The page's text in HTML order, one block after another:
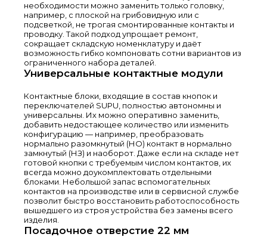
необходимости можно заменить только головку,
например, с плоской на грибовидную или с
подсветкой, не трогая смонтированные контакты и
проводку. Такой подход упрощает ремонт,
сокращает складскую номенклатуру и даёт
возможность гибко компоновать сотни вариантов из
ограниченного набора деталей.
Универсальные контактные модули
Контактные блоки, входящие в состав кнопок и
переключателей SUPU, полностью автономны и
универсальны. Их можно оперативно заменить,
добавить недостающее количество или изменить
конфигурацию — например, преобразовать
нормально разомкнутый (НО) контакт в нормально
замкнутый (НЗ) и наоборот. Даже если на складе нет
готовой кнопки с требуемым числом контактов, их
всегда можно доукомплектовать отдельными
блоками. Небольшой запас вспомогательных
контактов на производстве или в сервисной службе
позволит быстро восстановить работоспособность
вышедшего из строя устройства без замены всего
изделия.
Посадочное отверстие 22 мм